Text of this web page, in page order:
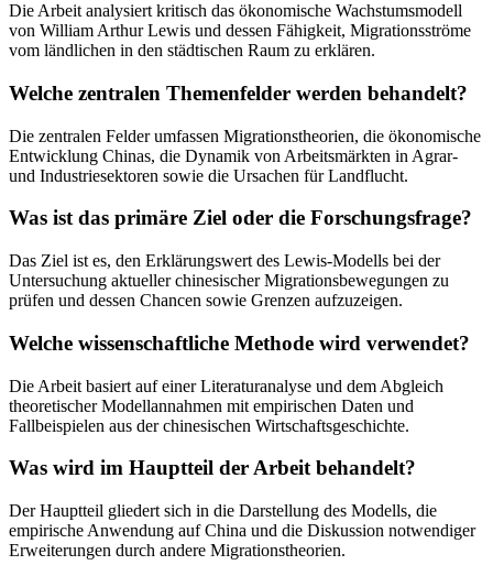
Die Arbeit analysiert kritisch das ökonomische Wachstumsmodell
von William Arthur Lewis und dessen Fähigkeit, Migrationsströme
vom ländlichen in den städtischen Raum zu erklären.
Welche zentralen Themenfelder werden behandelt?
Die zentralen Felder umfassen Migrationstheorien, die ökonomische
Entwicklung Chinas, die Dynamik von Arbeitsmärkten in Agrar-
und Industriesektoren sowie die Ursachen für Landflucht.
Was ist das primäre Ziel oder die Forschungsfrage?
Das Ziel ist es, den Erklärungswert des Lewis-Modells bei der
Untersuchung aktueller chinesischer Migrationsbewegungen zu
prüfen und dessen Chancen sowie Grenzen aufzuzeigen.
Welche wissenschaftliche Methode wird verwendet?
Die Arbeit basiert auf einer Literaturanalyse und dem Abgleich
theoretischer Modellannahmen mit empirischen Daten und
Fallbeispielen aus der chinesischen Wirtschaftsgeschichte.
Was wird im Hauptteil der Arbeit behandelt?
Der Hauptteil gliedert sich in die Darstellung des Modells, die
empirische Anwendung auf China und die Diskussion notwendiger
Erweiterungen durch andere Migrationstheorien.